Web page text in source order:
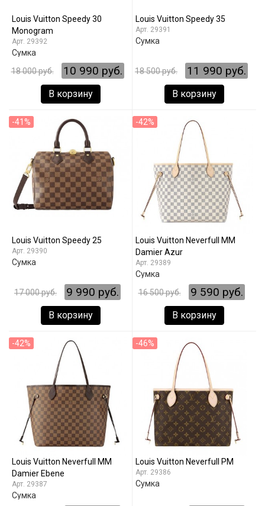
Louis Vuitton Speedy 30
Monogram
29392
Сумка
18 000 руб.
10 990 руб.
В корзину
Louis Vuitton Speedy 35
29391
Сумка
18 500 руб. 11 990 руб.
В корзину
-41%
Louis Vuitton Speedy 25
29390
Сумка
17 000 руб. 9 990 руб.
В корзину
-42%
Louis Vuitton Neverfull MM
Damier Azur
29389
Сумка
16 500 руб.
9 590 руб.
В корзину
-42%
Louis Vuitton Neverfull MM
Damier Ebene
29387
Сумка
-46%
Louis Vuitton Neverfull PM
29386
Сумка